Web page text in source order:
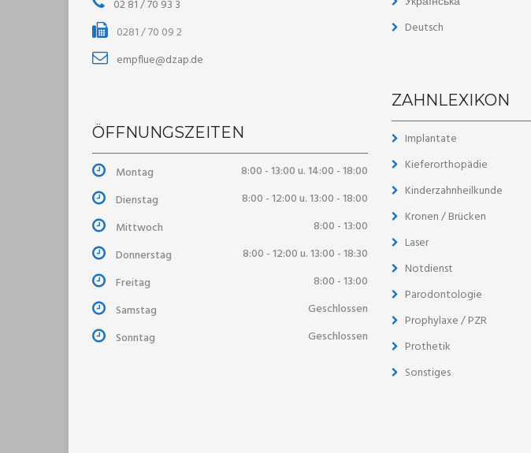
02 81 / 70 93 3
0281 / 70 09 2
empflue@dzap.de
ÖFFNUNGSZEITEN
Montag
8:00 - 13:00 u. 14:00 - 18:00
Dienstag
8:00 - 12:00 u. 13:00 - 18:00
Mittwoch
8:00 - 13:00
Donnerstag
8:00 - 12:00 u. 13:00 - 18:30
Freitag
8:00 - 13:00
Samstag
Geschlossen
Sonntag
Geschlossen
Deutsch
ZAHNLEXIKON
Implantate
Kieferorthopädie
Kinderzahnheilkunde
Kronen / Brücken
Laser
Notdienst
Parodontologie
Prophylaxe / PZR
Prothetik
Sonstiges